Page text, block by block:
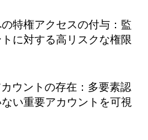
特権アクセスの付与 ：監
に対する高リスクな権限
ウントの存在 ：多要素認
い重要アカウントを可視